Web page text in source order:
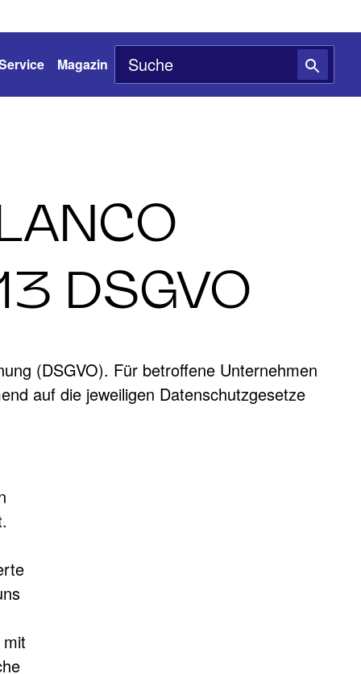
Magazin
DSGVO
(DSGVO). Für betroffene Unternehmen
auf die jeweiligen Datenschutzgesetze